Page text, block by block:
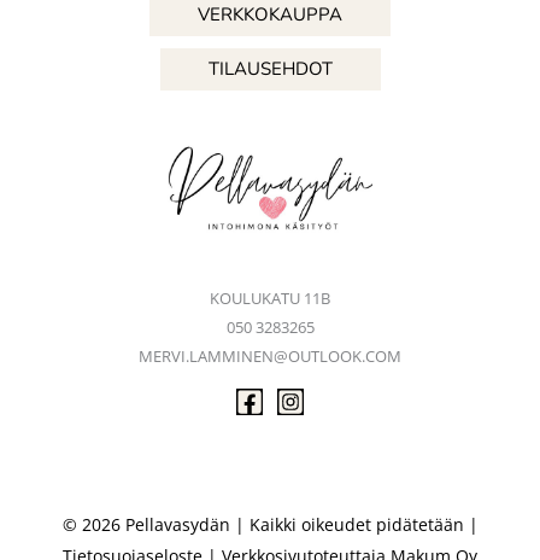
VERKKOKAUPPA
TILAUSEHDOT
KOULUKATU 11B
050 3283265
MERVI.LAMMINEN@OUTLOOK.COM
© 2026 Pellavasydän | Kaikki oikeudet pidätetään |